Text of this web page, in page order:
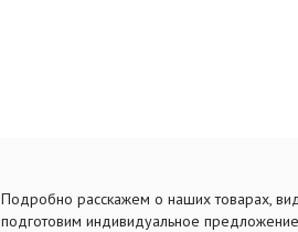
Подробно расскажем о наших товарах,
подготовим индивидуальное